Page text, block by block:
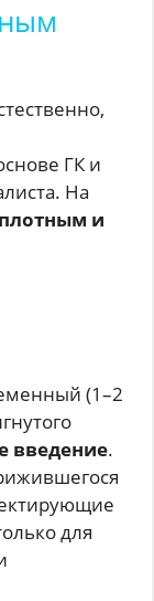
ГК и
На
и
(1–2
введение.
для